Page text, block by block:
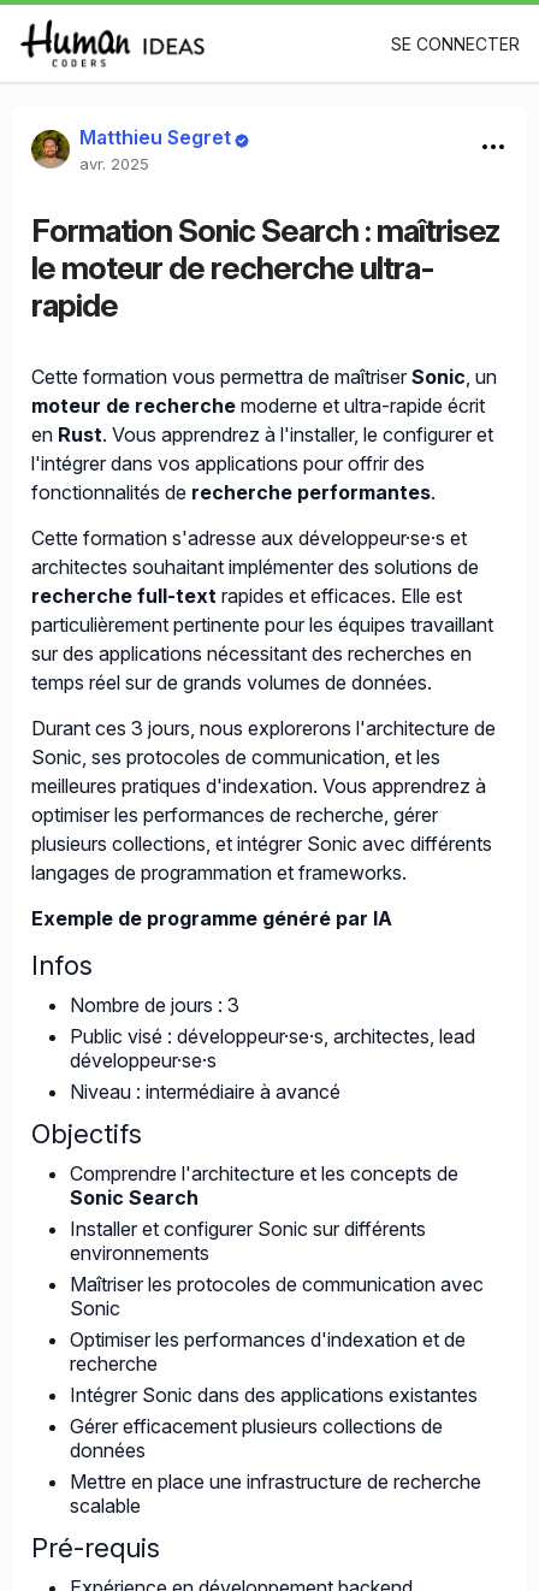
SE CONNECTER
Matthieu Segret
avr. 2025
Formation Sonic Search : maîtrisez
le moteur de recherche ultra-
rapide
Cette formation vous permettra de maîtriser Sonic, un
moteur de recherche moderne et ultra-rapide écrit
en Rust. Vous apprendrez à l'installer, le configurer et
l'intégrer dans vos applications pour offrir des
fonctionnalités de recherche performantes.
Cette formation s'adresse aux développeur·se·s et
architectes souhaitant implémenter des solutions de
recherche full-text rapides et efficaces. Elle est
particulièrement pertinente pour les équipes travaillant
sur des applications nécessitant des recherches en
temps réel sur de grands volumes de données.
Durant ces 3 jours, nous explorerons l'architecture de
Sonic, ses protocoles de communication, et les
meilleures pratiques d'indexation. Vous apprendrez à
optimiser les performances de recherche, gérer
plusieurs collections, et intégrer Sonic avec différents
langages de programmation et frameworks.
Exemple de programme généré par IA
Infos
Nombre de jours : 3
Public visé : développeur·se·s, architectes, lead
développeur·se·s
Niveau : intermédiaire à avancé
Objectifs
Comprendre l'architecture et les concepts de
Sonic Search
Installer et configurer Sonic sur différents
environnements
Maîtriser les protocoles de communication avec
Sonic
Optimiser les performances d'indexation et de
recherche
Intégrer Sonic dans des applications existantes
Gérer efficacement plusieurs collections de
données
Mettre en place une infrastructure de recherche
scalable
Pré-requis